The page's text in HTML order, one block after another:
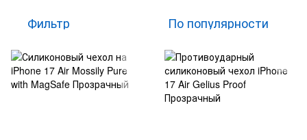
Фильтр По популярности